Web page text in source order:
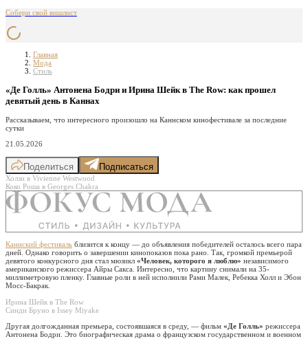
Собери свой вишлист
Главная
Мода
Стиль
«Де Голль» Антонена Бодри и Ирина Шейк в The Row: как прошел
девятый день в Каннах
Рассказываем, что интересного произошло на Каннском кинофестивале за последние
сутки
21.05.2026
Поделиться Подписаться
Холзи в Vivienne Westwood
Коко Роша в Georges Chakra
Каннский фестиваль близится к концу — до объявления победителей осталось всего пара
дней. Однако говорить о завершении кинопоказов пока рано. Так, громкой премьерой
девятого конкурсного дня стал мюзикл «Человек, которого я люблю» независимого
американского режиссера Айры Сакса. Интересно, что картину снимали на 35-
миллиметровую пленку. Главные роли в ней исполнили Рами Малек, Ребекка Холл и Эбон
Мосс-Бакрак.
Ирина Шейк в The Row
Синди Бруно в Issey Miyake
Другая долгожданная премьера, состоявшаяся в среду, — фильм «Де Голль» режиссера
Антонена Бодри. Это биографическая драма о французском государственном и военном